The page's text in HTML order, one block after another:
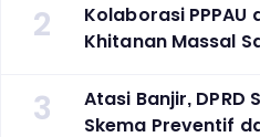
2
Kolaborasi PPPAU
Khitanan Massal
3
Atasi Banjir, DPRD
Skema Preventif